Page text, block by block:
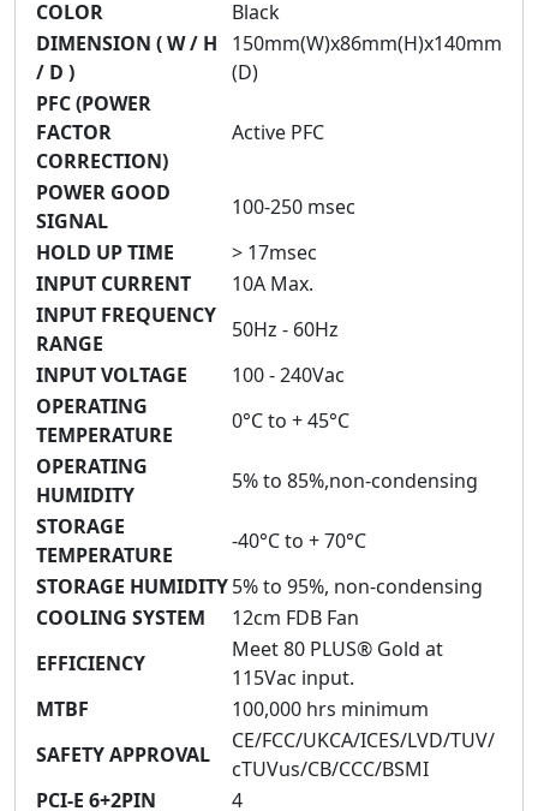
COLOR
Black
DIMENSION ( W / H
/ D )
150mm(W)x86mm(H)x140mm
(D)
PFC (POWER
FACTOR
CORRECTION)
Active PFC
POWER GOOD
SIGNAL
100-250 msec
HOLD UP TIME
> 17msec
INPUT CURRENT
10A Max.
INPUT FREQUENCY
RANGE
50Hz - 60Hz
INPUT VOLTAGE
100 - 240Vac
OPERATING
TEMPERATURE
0°C to + 45°C
OPERATING
HUMIDITY
5% to 85%,non-condensing
STORAGE
TEMPERATURE
-40°C to + 70°C
STORAGE HUMIDITY5% to 95%, non-condensing
COOLING SYSTEM
12cm FDB Fan
EFFICIENCY
Meet 80 PLUS® Gold at
115Vac input.
MTBF
100,000 hrs minimum
SAFETY APPROVAL
CE/FCC/UKCA/ICES/LVD/TUV/
cTUVus/CB/CCC/BSMI
PCI-E 6+2PIN
4